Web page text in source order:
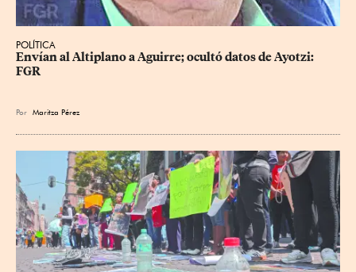
POLÍTICA
Envían al Altiplano a Aguirre; ocultó datos de Ayotzi:
FGR
Por Maritza Pérez